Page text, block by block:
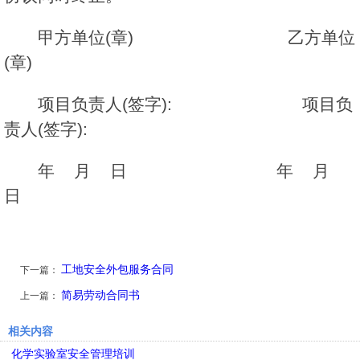
甲方单位(章) 乙方单位
(章)
项目负责人(签字): 项目负
责人(签字):
年 月 日 年 月
日
下一篇： 工地安全外包服务合同
上一篇： 简易劳动合同书
相关内容
化学实验室安全管理培训